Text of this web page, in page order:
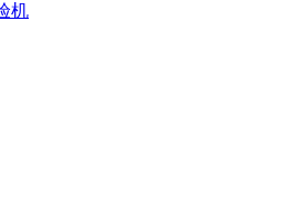
机